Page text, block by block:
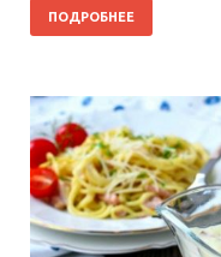
ПОДРОБНЕЕ